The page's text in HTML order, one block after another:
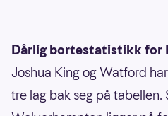
Dårlig bortestatistikk for
Joshua King og Watford
tre lag bak seg på